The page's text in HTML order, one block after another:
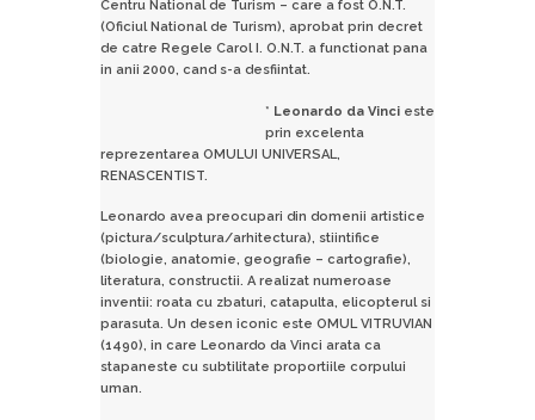
Centru National de Turism – care a fost O.N.T.
(Oficiul National de Turism), aprobat prin decret
de catre Regele Carol I. O.N.T. a functionat pana
in anii 2000, cand s-a desfiintat.
* Leonardo da Vinci este
prin excelenta
reprezentarea OMULUI UNIVERSAL,
RENASCENTIST.
Leonardo avea preocupari din domenii artistice
(pictura/sculptura/arhitectura), stiintifice
(biologie, anatomie, geografie – cartografie),
literatura, constructii. A realizat numeroase
inventii: roata cu zbaturi, catapulta, elicopterul si
parasuta. Un desen iconic este OMUL VITRUVIAN
(1490), in care Leonardo da Vinci arata ca
stapaneste cu subtilitate proportiile corpului
uman.